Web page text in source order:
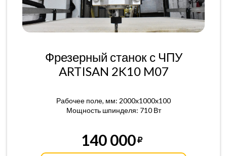
Фрезерный станок с ЧПУ
ARTISAN 2K10 M07
Рабочее поле, мм: 2000x1000x100
Мощность шпинделя: 710 Вт
140 000